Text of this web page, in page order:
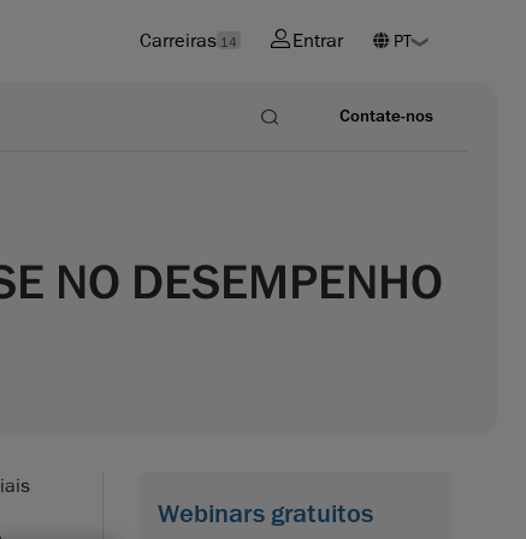
Carreiras 14 Entrar
Contate-nos
NO DESEMPENHO
Webinars gratuitos